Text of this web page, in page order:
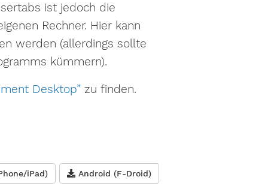
ist jedoch die
Rechner. Hier kann
werden (allerdings sollte
kümmern).
Desktop” zu finden.
iPad) Android (F-Droid)